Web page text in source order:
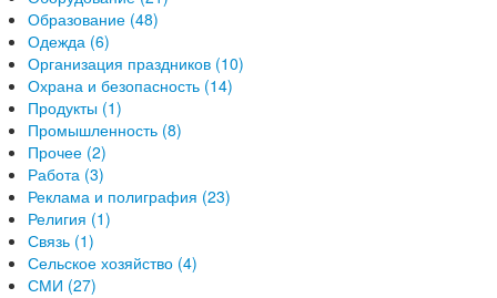
Образование (48)
Одежда (6)
Организация праздников (10)
Охрана и безопасность (14)
Продукты (1)
Промышленность (8)
Прочее (2)
Работа (3)
Реклама и полиграфия (23)
Религия (1)
Связь (1)
Сельское хозяйство (4)
СМИ (27)